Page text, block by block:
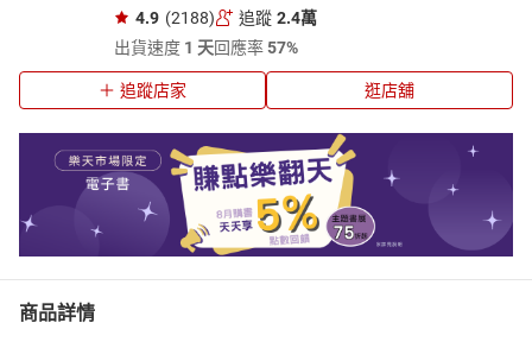
4.9 (2188) 追蹤 2.4萬
出貨速度 1 天回應率57%
追蹤店家 逛店舖
商品詳情